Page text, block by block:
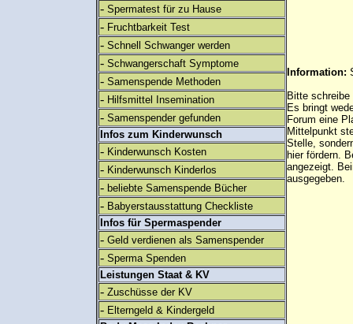
- Spermatest für zu Hause
- Fruchtbarkeit Test
- Schnell Schwanger werden
- Schwangerschaft Symptome
- Samenspende Methoden
- Hilfsmittel Insemination
- Samenspender gefunden
Infos zum Kinderwunsch
- Kinderwunsch Kosten
- Kinderwunsch Kinderlos
- beliebte Samenspende Bücher
- Babyerstausstattung Checkliste
Infos für Spermaspender
- Geld verdienen als Samenspender
- Sperma Spenden
Leistungen Staat & KV
- Zuschüsse der KV
- Elterngeld & Kindergeld
Information:
Bitte
Es bringt
Forum eine
Mittelpunkt
Stelle,
hier fördern.
angezeigt.
ausgegeben.